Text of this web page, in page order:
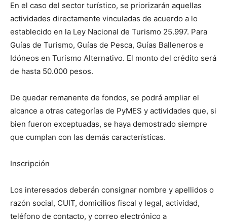
En el caso del sector turístico, se priorizarán aquellas
actividades directamente vinculadas de acuerdo a lo
establecido en la Ley Nacional de Turismo 25.997. Para
Guías de Turismo, Guías de Pesca, Guías Balleneros e
Idóneos en Turismo Alternativo. El monto del crédito será
de hasta 50.000 pesos.
De quedar remanente de fondos, se podrá ampliar el
alcance a otras categorías de PyMES y actividades que, si
bien fueron exceptuadas, se haya demostrado siempre
que cumplan con las demás características.
Inscripción
Los interesados deberán consignar nombre y apellidos o
razón social, CUIT, domicilios fiscal y legal, actividad,
teléfono de contacto, y correo electrónico a